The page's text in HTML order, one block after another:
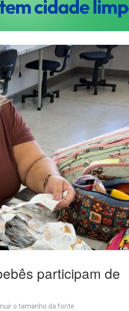
participam de